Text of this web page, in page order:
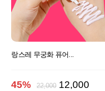
랑스레 무궁화 퓨어...
45% 22,000 12,000